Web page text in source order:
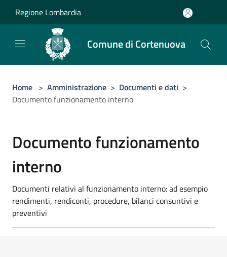
Regione Lombardia
Comune di Cortenuova
Home > Amministrazione > Documenti e dati >
Documento funzionamento interno
Documento funzionamento
interno
Documenti relativi al funzionamento interno: ad esempio
rendimenti, rendiconti, procedure, bilanci consuntivi e
preventivi